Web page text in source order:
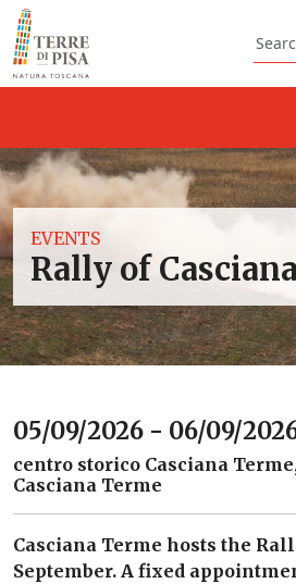
Skip to content
EVENTS
Rally of
05/09/2026 - 06/09/
centro storico Casciana
Casciana Terme
Casciana Terme hosts the
September. A fixed